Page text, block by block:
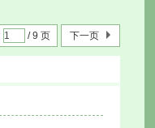
索
/ 9 页 下一页